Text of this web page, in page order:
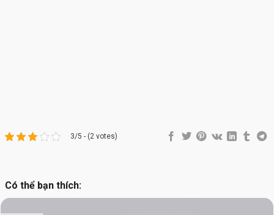
3/5 - (2 votes)
Có thể bạn thích: